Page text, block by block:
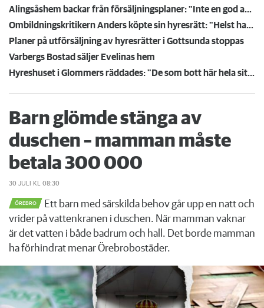
Alingsåshem backar från försäljningsplaner: "Inte en god affär", säger vd:n
Ombildningskritikern Anders köpte sin hyresrätt: "Helst hade jag fortsatt att hyra"
Planer på utförsäljning av hyresrätter i Gottsunda stoppas
Varbergs Bostad säljer Evelinas hem
Hyreshuset i Glommers räddades: "De som bott här hela sitt liv var oroliga"
Barn glömde stänga av
duschen – mamman måste
betala 300 000
30 JULI KL 08:30
ÖREBRO
Ett barn med särskilda behov går upp en natt och
vrider på vattenkranen i duschen. När mamman vaknar
är det vatten i både badrum och hall. Det borde mamman
ha förhindrat menar Örebrobostäder.